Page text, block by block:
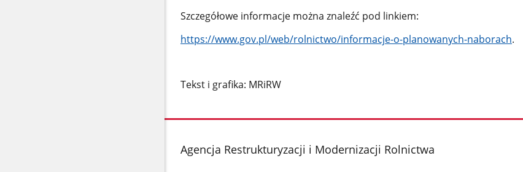
Szczegółowe informacje można znaleźć pod linkiem:
https://www.gov.pl/web/rolnictwo/informacje-o-planowanych-naborach.
Tekst i grafika: MRiRW
stopka
Agencja Restrukturyzacji i Modernizacji Rolnictwa